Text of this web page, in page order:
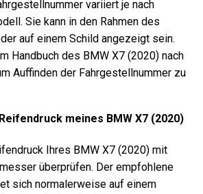
variiert je nach
Sie kann in den Rahmen des
auf einem Schild angezeigt sein.
Handbuch des BMW X7 (2020) nach
Auffinden der Fahrgestellnummer zu
meines BMW X7 (2020)
Ihres BMW X7 (2020) mit
überprüfen. Der empfohlene
sich normalerweise auf einem